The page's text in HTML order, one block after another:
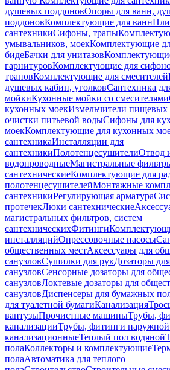
душевых поддоновОпоры для ванн,
поддоновКомплектующие для ванн
сантехникиСифоны, трапы
умывальников, моекКомплектующие
бидеБачки для унитазов
гарнитуровКомплектующие для
траповКомплектующие для смесителей
душевых кабин, уголковСантехника
мойкиКухонные мойки со смесителями
кухонных моекИзмельчители пищевых
очистки питьевой водыСифоны для
моекКомплектующие для кухонных
сантехникаИнсталляции для
сантехникиПолотенцесушителиОтвод
водопроводныеМагистральные
сантехническиеКомплектующие для
полотенцесушителейМонтажные
сантехникиРегулирующая арматура
протечекЛюки сантехнические
магистральных фильтров, систем
сантехническихФитинги
инсталляцийОпрессовочные насосы
общественных местАксессуары для
санузловСушилки для рукДозаторы
санузловСенсорные дозаторы для
санузловЛоктевые дозаторы для
санузловДиспенсеры для бумажных
для туалетной бумагиКанализация
вантузыПрочистные машиныТрубы,
канализацииТрубы, фитинги наружной
канализационныеТеплый пол водяной
полаКоллекторы и комплектующие
полаАвтоматика для теплого